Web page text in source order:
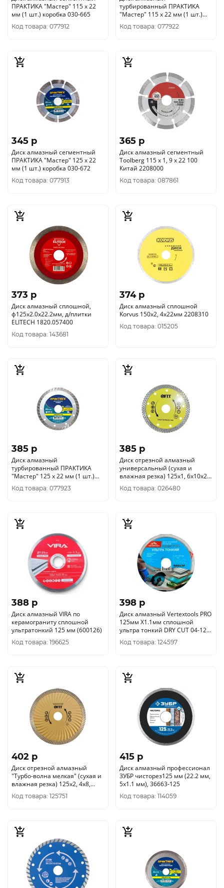
ПРАКТИКА "Мастер" 115 х 22
мм (1 шт.) коробка 030-665
Код товара: 077912
турбированный ПРАКТИКА
"Мастер" 115 х 22 мм (1 шт.)
коробка 030-719
Код товара: 077922
345 p
Диск алмазный сегментный
ПРАКТИКА "Мастер" 125 х 22
мм (1 шт.) коробка 030-672
Код товара: 077913
365 p
Диск алмазный сегментный
Toolberg 115 х 1, 9 х 22 100
Китай 2208000
Код товара: 087861
373 p
Диск алмазный сплошной,
ф125х2.0х22.2мм, д/плитки
ELITECH 1820.057400
Код товара: 143681
374 p
Диск алмазный сплошной
Korvus 150х2, 4х22мм 2208310
Код товара: 015205
385 p
Диск алмазный
турбированный ПРАКТИКА
"Мастер" 125 х 22 мм (1 шт.)
коробка 030-726
Код товара: 077923
385 p
Диск отрезной алмазный
универсальный (сухая и
влажная резка) 125х1, 6х10х22,
2 мм 37532
Код товара: 026480
388 p
Диск алмазный VIRA по
керамограниту сплошной
ультратонкий 125 мм (600126)
Код товара: 196625
398 p
Диск алмазный Vertextools PRO
125мм X1.1мм сплошной
ультра тонкий DRY CUT 04-125-
44
Код товара: 124597
402 p
Диск отрезной алмазный
"Турбо-волна мелкая" (сухая и
влажная резка) 125х2, 4х8,
0х22, 2 мм 37523
Код товара: 125751
415 p
Диск алмазный профессионал
ЗУБР чисторез125 мм (22.2 мм,
5х1.1 мм), 36663-125
Код товара: 114059